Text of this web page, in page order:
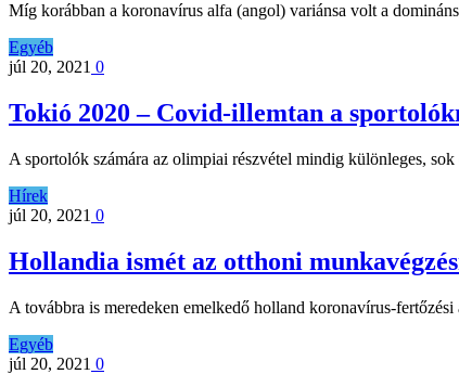
Míg korábban a koronavírus alfa (angol) variánsa volt a
Egyéb
júl 20, 2021 0
Tokió 2020 – Covid-illemtan a
A sportolók számára az olimpiai részvétel mindig különleges,
Hírek
júl 20, 2021 0
Hollandia ismét az otthoni
A továbbra is meredeken emelkedő holland koronavírus-
Egyéb
júl 20, 2021 0